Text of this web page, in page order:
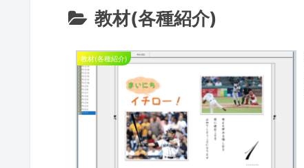
教材(各種紹介)
教材(各種紹介)